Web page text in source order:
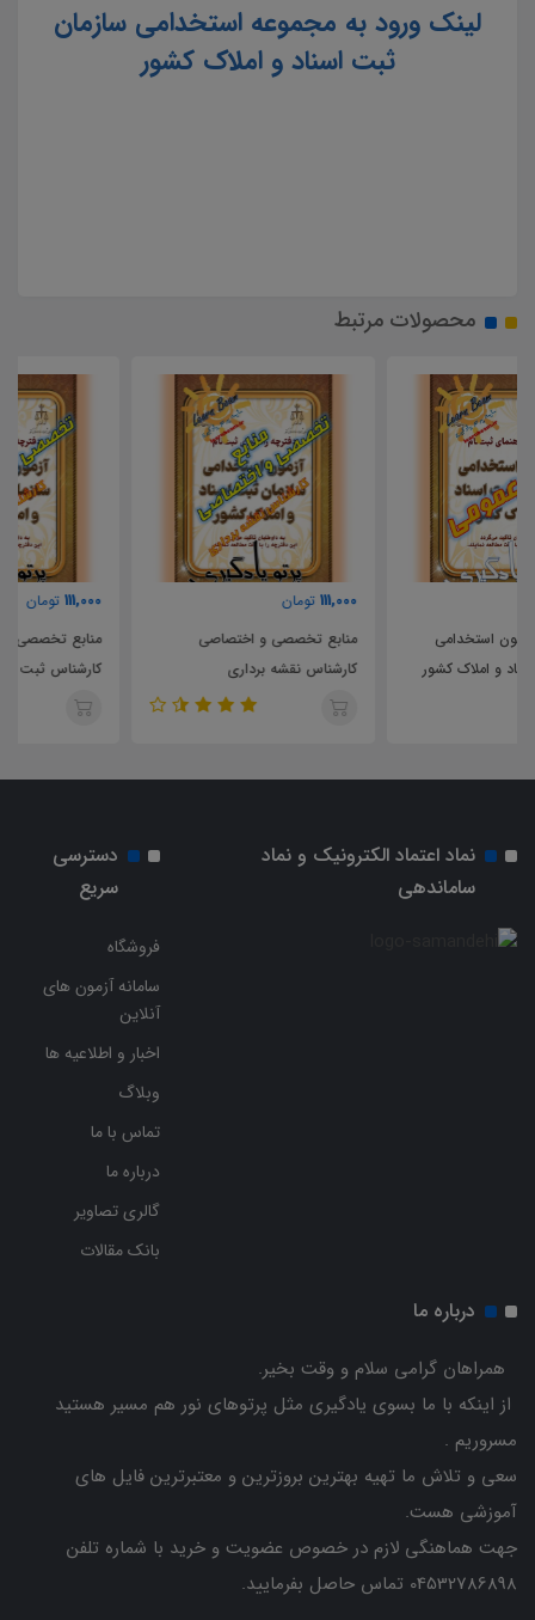
لینک ورود به مجموعه استخدامی سازمان
ثبت اسناد و املاک کشور
محصولات مرتبط
منابع تخصصی و اختصاصی
کارشناس نقشه برداری
منابع تخصصی و اختصاصی
کارشناس ثبت اسناد و املاک
نماد اعتماد الکترونیک و نماد
ساماندهی
دسترسی
سریع
فروشگاه
سامانه آزمون های
آنلاین
اخبار و اطلاعیه ها
وبلاگ
تماس با ما
درباره ما
گالری تصاویر
بانک مقالات
درباره ما
همراهان گرامی سلام و وقت بخیر.
از اینکه با ما بسوی یادگیری مثل پرتوهای نور هم مسیر هستید
مسروریم .
سعی و تلاش ما تهیه بهترین بروزترین و معتبرترین فایل های
آموزشی هست.
جهت هماهنگی لازم در خصوص عضویت و خرید با شماره تلفن
04532786898 تماس حاصل بفرمایید.